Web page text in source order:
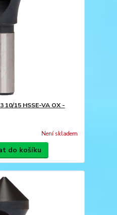
10/15 HSSE-VA OX -
Není skladem
do košíku